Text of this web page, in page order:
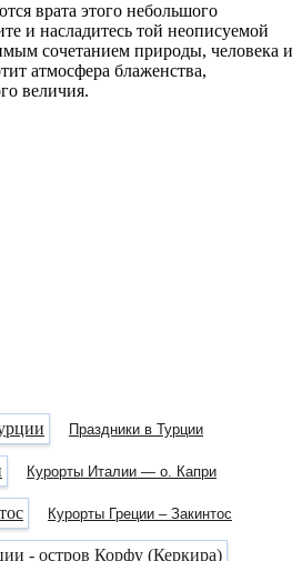
врата этого небольшого
и насладитесь той неописуемой
сочетанием природы, человека и
атмосфера блаженства,
величия.
Праздники в Турции
Курорты Италии — о. Капри
Курорты Греции – Закинтос